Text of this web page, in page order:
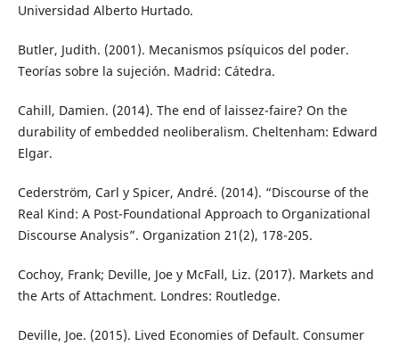
Universidad Alberto Hurtado.
Butler, Judith. (2001). Mecanismos psíquicos del poder.
Teorías sobre la sujeción. Madrid: Cátedra.
Cahill, Damien. (2014). The end of laissez-faire? On the
durability of embedded neoliberalism. Cheltenham: Edward
Elgar.
Cederström, Carl y Spicer, André. (2014). “Discourse of the
Real Kind: A Post-Foundational Approach to Organizational
Discourse Analysis”. Organization 21(2), 178-205.
Cochoy, Frank; Deville, Joe y McFall, Liz. (2017). Markets and
the Arts of Attachment. Londres: Routledge.
Deville, Joe. (2015). Lived Economies of Default. Consumer